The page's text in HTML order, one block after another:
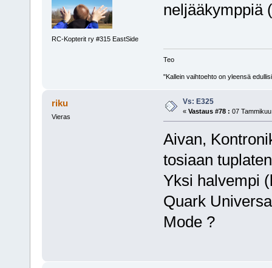
RC-Kopterit ry #315 EastSide
neljääkymppiä
Teo
"Kallein vaihtoehto on yleensä
riku
Vieras
Vs: E325
« Vastaus #78 : 07
Aivan,
tosiaan
Yksi halvempi
Quark
Mode ?